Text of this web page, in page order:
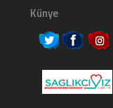
Künye